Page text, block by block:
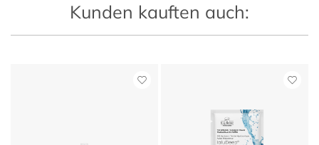
Kunden kauften auch: